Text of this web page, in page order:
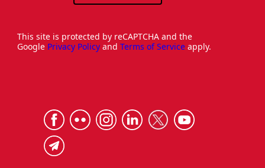
This site is protected by reCAPTCHA and the
Google Privacy Policy and Terms of Service apply.